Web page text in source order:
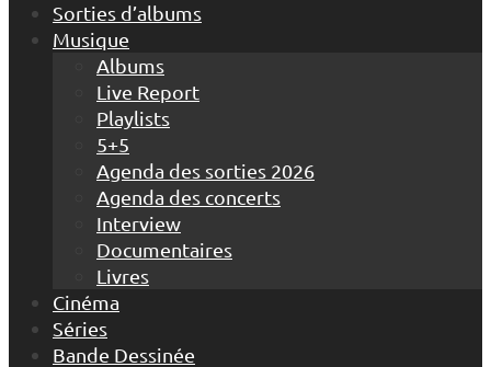
Sorties d’albums
Musique
Albums
Live Report
Playlists
5+5
Agenda des sorties 2026
Agenda des concerts
Interview
Documentaires
Livres
Cinéma
Séries
Bande Dessinée